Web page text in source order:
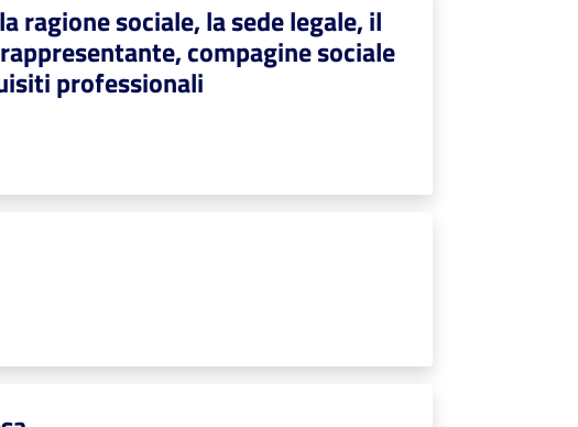
ragione sociale, la sede legale, il
compagine sociale
professionali